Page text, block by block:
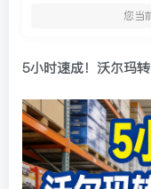
您当
5小时速成！沃尔玛